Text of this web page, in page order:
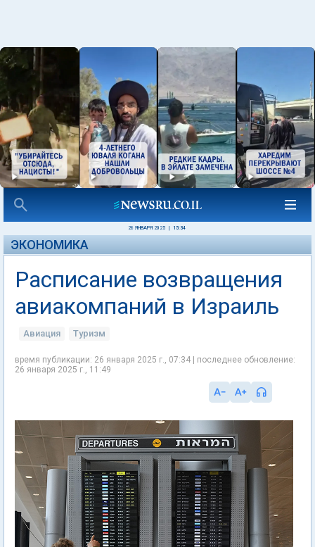
26 ЯНВАРЯ 2025 15:34
ЭКОНОМИКА
Расписание возвращения
авиакомпаний в Израиль
Авиация Туризм
время публикации: 26 января 2025 г., 07:34 | последнее обновление:
26 января 2025 г., 11:49